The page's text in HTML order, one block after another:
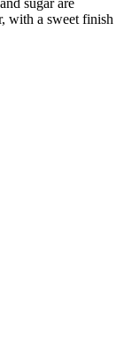
sugar are
with a sweet finish